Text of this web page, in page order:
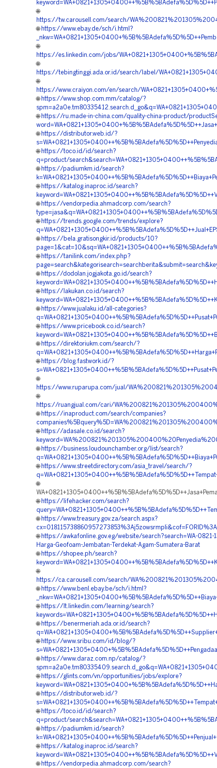
🌐
https://tw.carousell.com/search/
🌐 https://www.ebay.de/sch/i.html?
🌐
https://es.linkedin.com/jobs/
🌐
https://tebingtinggi.ada.or.id/search/label/
🌐
https://www.craiyon.com/en/search/
🌐 https://www.shop.com.mm/catalog/?
🌐 https://ru.made-in-china.com/quality-china-product/
🌐 https://distributor.web.id/?
🌐 https://toco.id/id/search?
q=product/
🌐 https://padiumkm.id/search?
🌐 https://katalog.inaproc.id/search?
🌐 https://vendorpedia.ahmadcorp.com/search?
🌐 https://trends.google.com/trends/explore?
🌐 https://bela.gratisongkir.id/products/10?
🌐 https://tanilink.com/index.php?
🌐 https://dodolan.jogjakota.go.id/search?
🌐 https://lakukan.co.id/search?
🌐 https://www.jualaku.id/all-categories?
🌐 https://www.pricebook.co.id/search?
🌐 https://direktoriukm.com/search/?
🌐 https://blog.fastwork.id/?
🌐
https://www.ruparupa.com/jual/
🌐
https://ruangjual.com/cari/
🌐 https://inaproduct.com/search/companies?
🌐 https://adasale.co.id/search?
🌐 https://business.loudounchamber.org/list/search?
🌐 https://www.streetdirectory.com/asia_travel/search/?
🌐
🌐 https://lifehacker.com/search?
🌐 https://www.treasury.gov.za/search.aspx?
🌐 https://awkafonline.gov.eg/website/search?search=WA-
Harga-Geofoam-Jembatan-Terdekat-Agam-Sumatera-Barat
🌐 https://shopee.ph/search?
🌐
https://ca.carousell.com/search/
🌐 https://www.benl.ebay.be/sch/i.html?
🌐 https://lt.linkedin.com/learning/search?
🌐 https://benermeriah.ada.or.id/search?
🌐 https://www.sribu.com/id/blog/?
🌐 https://www.daraz.com.np/catalog/?
🌐 https://glints.com/vn/opportunities/jobs/explore?
🌐 https://distributor.web.id/?
🌐 https://toco.id/id/search?
q=product/
🌐 https://padiumkm.id/search?
🌐 https://katalog.inaproc.id/search?
🌐 https://vendorpedia.ahmadcorp.com/search?